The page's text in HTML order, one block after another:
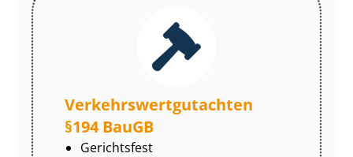
Ver­kehrs­wert­gut­ach­ten
§194 BauGB
Gerichtsfest